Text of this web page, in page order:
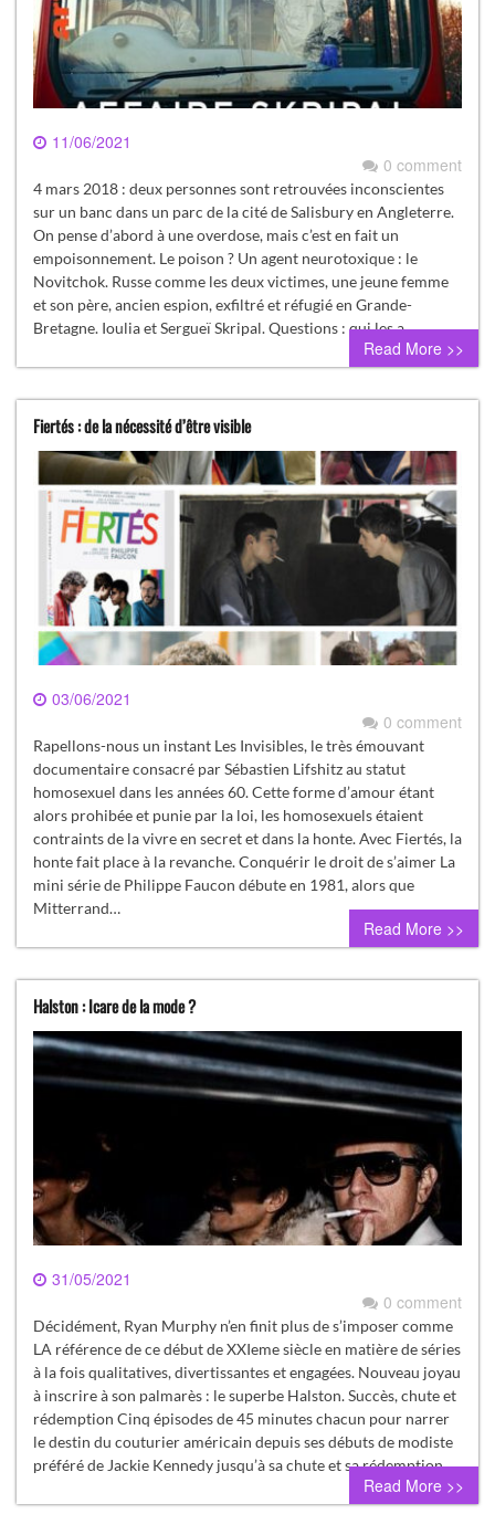
11/06/2021
0 comment
4 mars 2018 : deux personnes sont retrouvées inconscientes
sur un banc dans un parc de la cité de Salisbury en Angleterre.
On pense d’abord à une overdose, mais c’est en fait un
empoisonnement. Le poison ? Un agent neurotoxique : le
Novitchok. Russe comme les deux victimes, une jeune femme
et son père, ancien espion, exfiltré et réfugié en Grande-
Bretagne. Ioulia et Sergueï Skripal. Questions : qui les a…
Read More >>
Fiertés : de la nécessité d’être visible
03/06/2021
0 comment
Rapellons-nous un instant Les Invisibles, le très émouvant
documentaire consacré par Sébastien Lifshitz au statut
homosexuel dans les années 60. Cette forme d’amour étant
alors prohibée et punie par la loi, les homosexuels étaient
contraints de la vivre en secret et dans la honte. Avec Fiertés, la
honte fait place à la revanche. Conquérir le droit de s’aimer La
mini série de Philippe Faucon débute en 1981, alors que
Mitterrand…
Read More >>
Halston : Icare de la mode ?
31/05/2021
0 comment
Décidément, Ryan Murphy n’en finit plus de s’imposer comme
LA référence de ce début de XXIeme siècle en matière de séries
à la fois qualitatives, divertissantes et engagées. Nouveau joyau
à inscrire à son palmarès : le superbe Halston. Succès, chute et
rédemption Cinq épisodes de 45 minutes chacun pour narrer
le destin du couturier américain depuis ses débuts de modiste
préféré de Jackie Kennedy jusqu’à sa chute et sa rédemption…
Read More >>